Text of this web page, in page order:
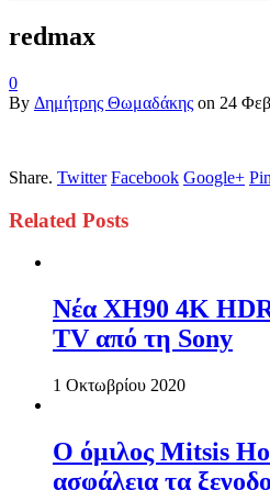
redmax
0
By Δημήτρης Θωμαδάκης on 24
Share. Twitter Facebook Google+
Related Posts
Νέα XH90 4K
TV από τη Sony
1 Οκτωβρίου 2020
Ο όμιλος Mitsis
ασφάλεια τα